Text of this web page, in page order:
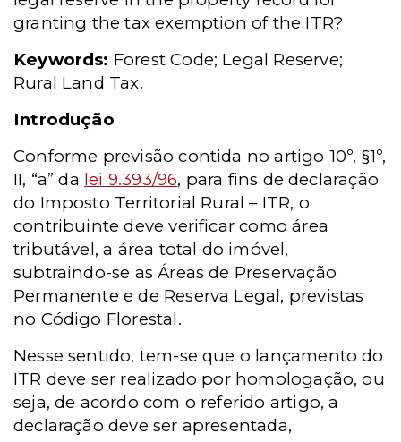
granting the tax exemption of the ITR?
Keywords: Forest Code; Legal Reserve;
Rural Land Tax.
Introdução
Conforme previsão contida no artigo 10º, §1º,
II, “a” da lei 9.393/96, para fins de declaração
do Imposto Territorial Rural – ITR, o
contribuinte deve verificar como área
tributável, a área total do imóvel,
subtraindo-se as Áreas de Preservação
Permanente e de Reserva Legal, previstas
no Código Florestal.
Nesse sentido, tem-se que o lançamento do
ITR deve ser realizado por homologação, ou
seja, de acordo com o referido artigo, a
declaração deve ser apresentada,